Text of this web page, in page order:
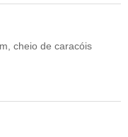
cheio de caracóis